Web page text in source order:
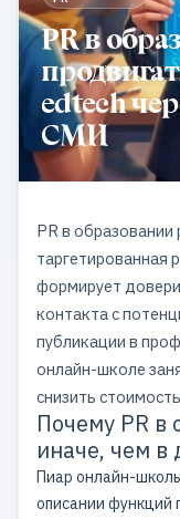
PR в
edtech
СМИ
PR в
таргетированная
формирует
контакта с
публикации в
онлайн-школе
снизить
Почему PR в
иначе, чем в
Пиар онлайн-
описании функций